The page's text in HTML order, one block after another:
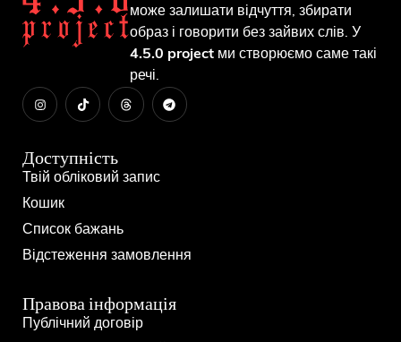
може залишати відчуття, збирати
образ і говорити без зайвих слів. У
4.5.0 project ми створюємо саме такі
речі.
Доступність
Твій обліковий запис
Кошик
Список бажань
Відстеження замовлення
Правова інформація
Публічний договір